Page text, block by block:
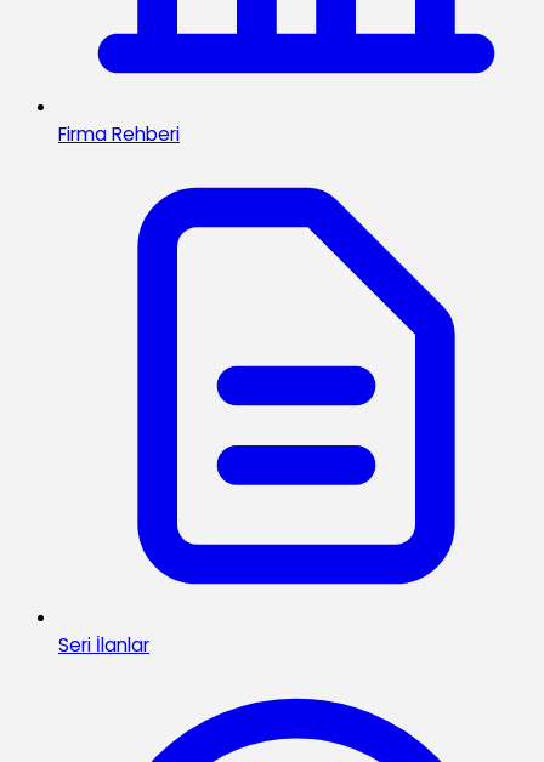
Firma Rehberi
Seri İlanlar